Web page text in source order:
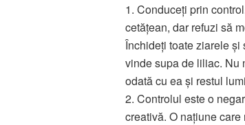
1. Conduceți prin
cetățean, dar refuzi să
Închideți toate ziarele
vinde supa de liliac. Nu
odată cu ea și restul
2. Controlul este o
creativă. O națiune